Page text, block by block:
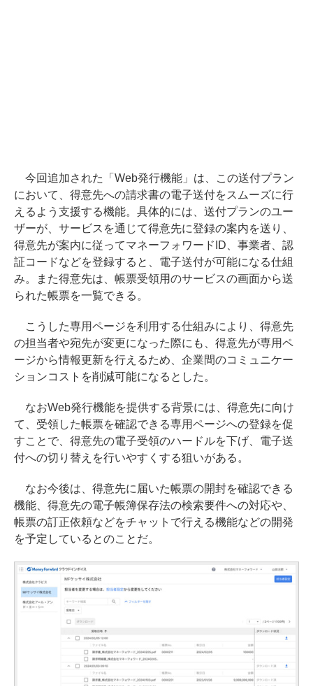
今回追加された「Web発行機能」は、この送付プラン
において、得意先への請求書の電子送付をスムーズに行
えるよう支援する機能。具体的には、送付プランのユー
ザーが、サービスを通じて得意先に登録の案内を送り、
得意先が案内に従ってマネーフォワードID、事業者、認
証コードなどを登録すると、電子送付が可能になる仕組
み。また得意先は、帳票受領用のサービスの画面から送
られた帳票を一覧できる。
こうした専用ページを利用する仕組みにより、得意先
の担当者や宛先が変更になった際にも、得意先が専用ペ
ージから情報更新を行えるため、企業間のコミュニケー
ションコストを削減可能になるとした。
なおWeb発行機能を提供する背景には、得意先に向け
て、受領した帳票を確認できる専用ページへの登録を促
すことで、得意先の電子受領のハードルを下げ、電子送
付への切り替えを行いやすくする狙いがある。
なお今後は、得意先に届いた帳票の開封を確認できる
機能、得意先の電子帳簿保存法の検索要件への対応や、
帳票の訂正依頼などをチャットで行える機能などの開発
を予定しているとのことだ。